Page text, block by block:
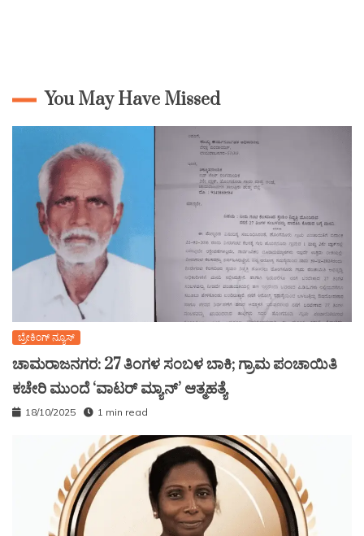
You May Have Missed
ಬ್ರೇಕಿಂಗ್ ನ್ಯೂಸ್
ಚಾಮರಾಜನಗರ: 27 ತಿಂಗಳ ಸಂಬಳ ಬಾಕಿ; ಗ್ರಾಮ ಪಂಚಾಯಿತಿ
ಕಚೇರಿ ಮುಂದೆ ‘ವಾಟರ್ ಮ್ಯಾನ್’ ಆತ್ಮಹತ್ಯೆ
18/10/2025 1 min read